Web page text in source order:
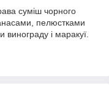
суміш чорного
пелюстками
і маракуї.